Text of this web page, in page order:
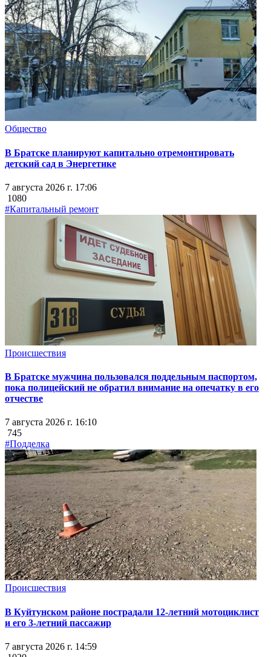
Общество
В Братске планируют капитально отремонтировать
детский сад в Энергетике
7 августа 2026 г. 17:06
1080
#Капитальный ремонт
Происшествия
В Братске мужчина пользовался поддельным паспортом,
пока полицейский не обратил внимание на опечатку в его
отчестве
7 августа 2026 г. 16:10
745
#Подделка
Происшествия
В Куйтунском районе пострадали 12-летний мотоциклист
и его 3-летний пассажир
7 августа 2026 г. 14:59